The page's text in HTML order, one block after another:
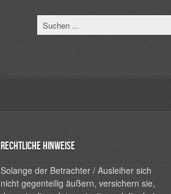
Rechtliche Hinweise
Solange der Betrachter / Ausleiher sich
nicht gegenteilig äußern, versichern sie,